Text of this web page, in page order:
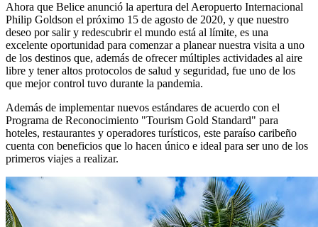
Ahora que Belice anunció la apertura del Aeropuerto Internacional
Philip Goldson el próximo 15 de agosto de 2020, y que nuestro
deseo por salir y redescubrir el mundo está al límite, es una
excelente oportunidad para comenzar a planear nuestra visita a uno
de los destinos que, además de ofrecer múltiples actividades al aire
libre y tener altos protocolos de salud y seguridad, fue uno de los
que mejor control tuvo durante la pandemia.
Además de implementar nuevos estándares de acuerdo con el
Programa de Reconocimiento "Tourism Gold Standard" para
hoteles, restaurantes y operadores turísticos, este paraíso caribeño
cuenta con beneficios que lo hacen único e ideal para ser uno de los
primeros viajes a realizar.